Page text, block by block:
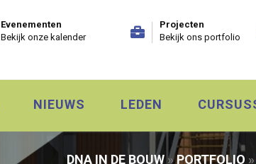
Evenementen
Bekijk onze kalender
Projecten
Bekijk ons portfolio
NIEUWS LEDEN
DNA IN DE BOUW »PORTFOLIO »